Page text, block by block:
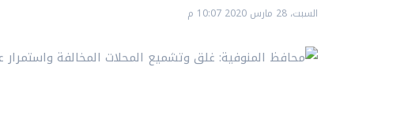
السبت، 28 مارس 2020 10:07 م